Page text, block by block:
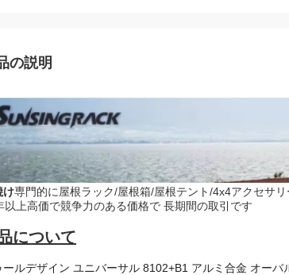
の説明
け専門的に屋根ラック/屋根箱/屋根テント/4x4アクセサリ
以上高価で競争力のある価格で 長期間の取引です
について
ールデザイン ユニバーサル 8102+B1 アルミ合金 オー